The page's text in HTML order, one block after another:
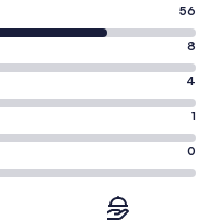
56
8
4
1
0